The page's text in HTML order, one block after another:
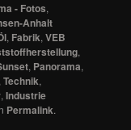
- Fotos,
Anhalt
, Fabrik,VEB
,
, Panorama,
,Technik,
,Industrie
Permalink.